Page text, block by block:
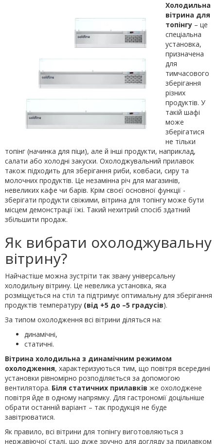
Холодильна
вітрина для
топінгу– це
спеціальна
установка,
призначена
для
тимчасового
зберігання
різних
продуктів. У
такій шафі
може
зберігатися
не тільки
топінг (начинка для піци), але й інші продукти, наприклад,
салати або холодні закуски. Охолоджувальний прилавок
також підходить для зберігання риби, ковбаси, сиру та
молочних продуктів. Це незамінна річ для магазинів,
невеликих кафе чи барів. Крім своєї основної функції -
зберігати продукти свіжими, вітрина для топінгу може бути
місцем демонстрації їжі. Такий нехитрий спосіб здатний
збільшити продаж.
Як вибрати охолоджувальну
вітрину?
Найчастіше можна зустріти так звану універсальну
холодильну вітрину. Це невелика установка, яка
розміщується на стіл та підтримує оптимальну для зберігання
продуктів температуру (від +5 до –5 градусів).
За типом охолодження всі вітрини діляться на:
динамічні,
статичні.
Вітрина холодильна з динамічним режимом
охолодження, характеризуються тим, що повітря всередині
установки рівномірно розподіляється за допомогою
вентилятора. Біля статичних прилавків же охолоджене
повітря йде в одному напрямку. Для гастрономії доцільніше
обрати останній варіант – так продукція не буде
завітрюватися.
Як правило, всі вітрини для топінгу виготовляються з
нержавіючої сталі, що дуже зручно для догляду за прилавком